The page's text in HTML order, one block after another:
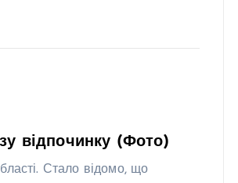
відпочинку (Фото)
Стало відомо, що